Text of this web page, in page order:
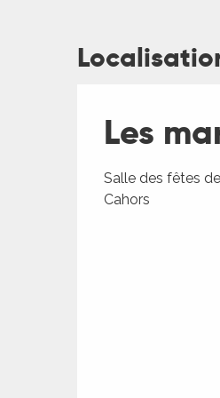
Les
Salle des fêtes
Cahors